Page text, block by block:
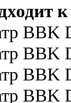
BBK
BBK
BBK
BBK